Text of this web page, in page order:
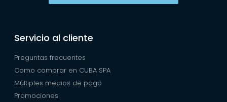
Servicio al cliente
Preguntas frecuentes
Como comprar en CUBA SPA
Múltiples medios de pago
Promociones